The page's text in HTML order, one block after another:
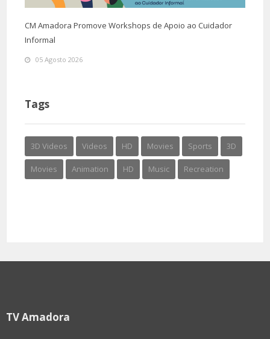
CM Amadora Promove Workshops de Apoio ao Cuidador
Informal
05 Agosto 2026
Tags
3D Videos Videos HD Movies Sports 3D
Movies Animation HD Music Recreation
TV Amadora